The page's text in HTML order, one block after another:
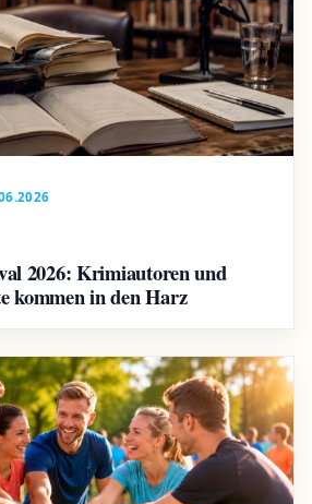
2026: Krimiautoren und
kommen in den Harz